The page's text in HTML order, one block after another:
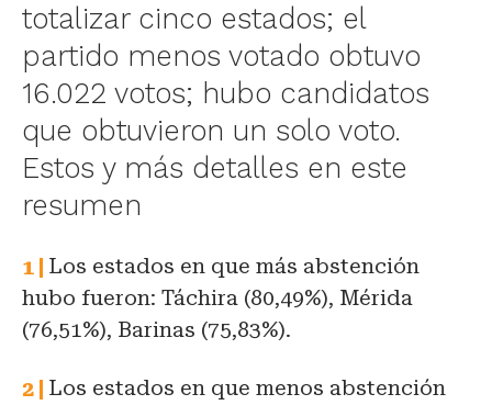
totalizar cinco estados; el
partido menos votado obtuvo
16.022 votos; hubo candidatos
que obtuvieron un solo voto.
Estos y más detalles en este
resumen
Los estados en que más abstención
hubo fueron: Táchira (80,49%), Mérida
(76,51%), Barinas (75,83%).
Los estados en que menos abstención